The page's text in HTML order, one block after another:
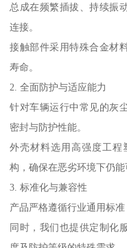
总成在频繁插拔、持续振
连接。
接触部件采用特殊合金材
寿命。
2. 全面防护与适应能力
针对车辆运行中常见的灰
密封与防护性能。
外壳材料选用高强度工
构，确保在恶劣环境下仍能
3. 标准化与兼容性
产品严格遵循行业通用标
同时，我们也提供定制化